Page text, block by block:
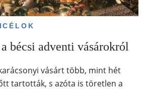
a bécsi adventi vásárokról
vásárt több, mint hét
tartották, s azóta is töretlen a